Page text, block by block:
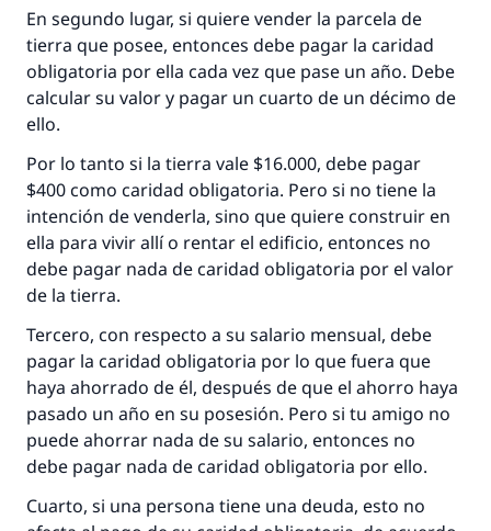
En segundo lugar, si quiere vender la parcela de
tierra que posee, entonces debe pagar la caridad
obligatoria por ella cada vez que pase un año. Debe
calcular su valor y pagar un cuarto de un décimo de
ello.
Por lo tanto si la tierra vale $16.000, debe pagar
$400 como caridad obligatoria. Pero si no tiene la
intención de venderla, sino que quiere construir en
ella para vivir allí o rentar el edificio, entonces no
debe pagar nada de caridad obligatoria por el valor
de la tierra.
Tercero, con respecto a su salario mensual, debe
pagar la caridad obligatoria por lo que fuera que
haya ahorrado de él, después de que el ahorro haya
pasado un año en su posesión. Pero si tu amigo no
puede ahorrar nada de su salario, entonces no
debe pagar nada de caridad obligatoria por ello.
Cuarto, si una persona tiene una deuda, esto no
La respuesta no. 110845 salvó un
matrimonio.
Desde la Q hasta la A, su contribución ayuda a
IslamQA.
"Una persona que orienta a otros a hacer el
bien obtendrá la misma recompensa que
aquellos que lo realicen."
(MUSLIM, 1893)